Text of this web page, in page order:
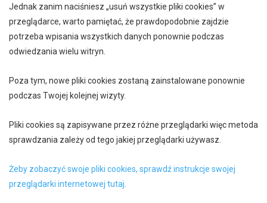
Jednak zanim naciśniesz „usuń wszystkie pliki cookies” w
przeglądarce, warto pamiętać, że prawdopodobnie zajdzie
potrzeba wpisania wszystkich danych ponownie podczas
odwiedzania wielu witryn.
Poza tym, nowe pliki cookies zostaną zainstalowane ponownie
podczas Twojej kolejnej wizyty.
Pliki cookies są zapisywane przez różne przeglądarki więc metoda
sprawdzania zależy od tego jakiej przeglądarki używasz.
Żeby zobaczyć swoje pliki cookies, sprawdź instrukcje swojej
przeglądarki internetowej tutaj.